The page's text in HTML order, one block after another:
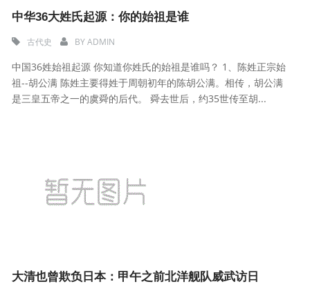
中华36大姓氏起源：你的始祖是谁
古代史 BYADMIN
中国36姓始祖起源 你知道你姓氏的始祖是谁吗？ 1、陈姓正宗始
祖--胡公满 陈姓主要得姓于周朝初年的陈胡公满。相传，胡公满
是三皇五帝之一的虞舜的后代。 舜去世后，约35世传至胡...
大清也曾欺负日本：甲午之前北洋舰队威武访日